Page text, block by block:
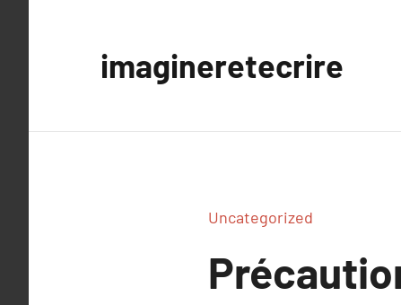
imagineretecrire
Uncategorized